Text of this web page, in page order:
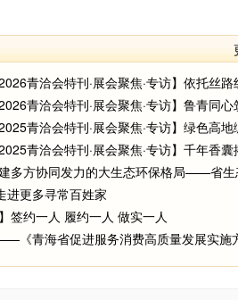
进更多寻常百姓家
签约一人 履约一人 做实一人